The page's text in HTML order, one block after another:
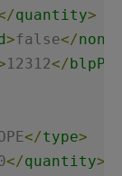
quantity>
>false</
12312</
</type>
</quantity>